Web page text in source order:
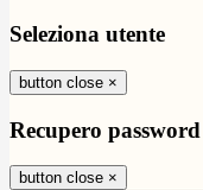
Seleziona utente
button close ×
Recupero password
button close ×